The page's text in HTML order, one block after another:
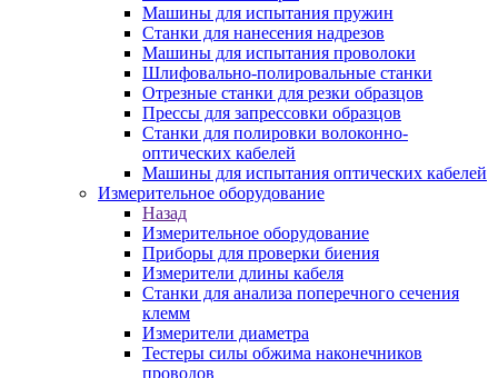
Машины для испытания пружин
Станки для нанесения надрезов
Машины для испытания проволоки
Шлифовально-полировальные станки
Отрезные станки для резки образцов
Прессы для запрессовки образцов
Станки для полировки волоконно-
оптических кабелей
Машины для испытания оптических кабелей
Измерительное оборудование
Назад
Измерительное оборудование
Приборы для проверки биения
Измерители длины кабеля
Станки для анализа поперечного сечения
клемм
Измерители диаметра
Тестеры силы обжима наконечников
проводов